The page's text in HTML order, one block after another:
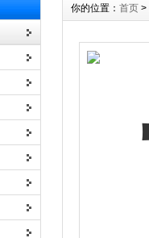
你的位置： 首页 >